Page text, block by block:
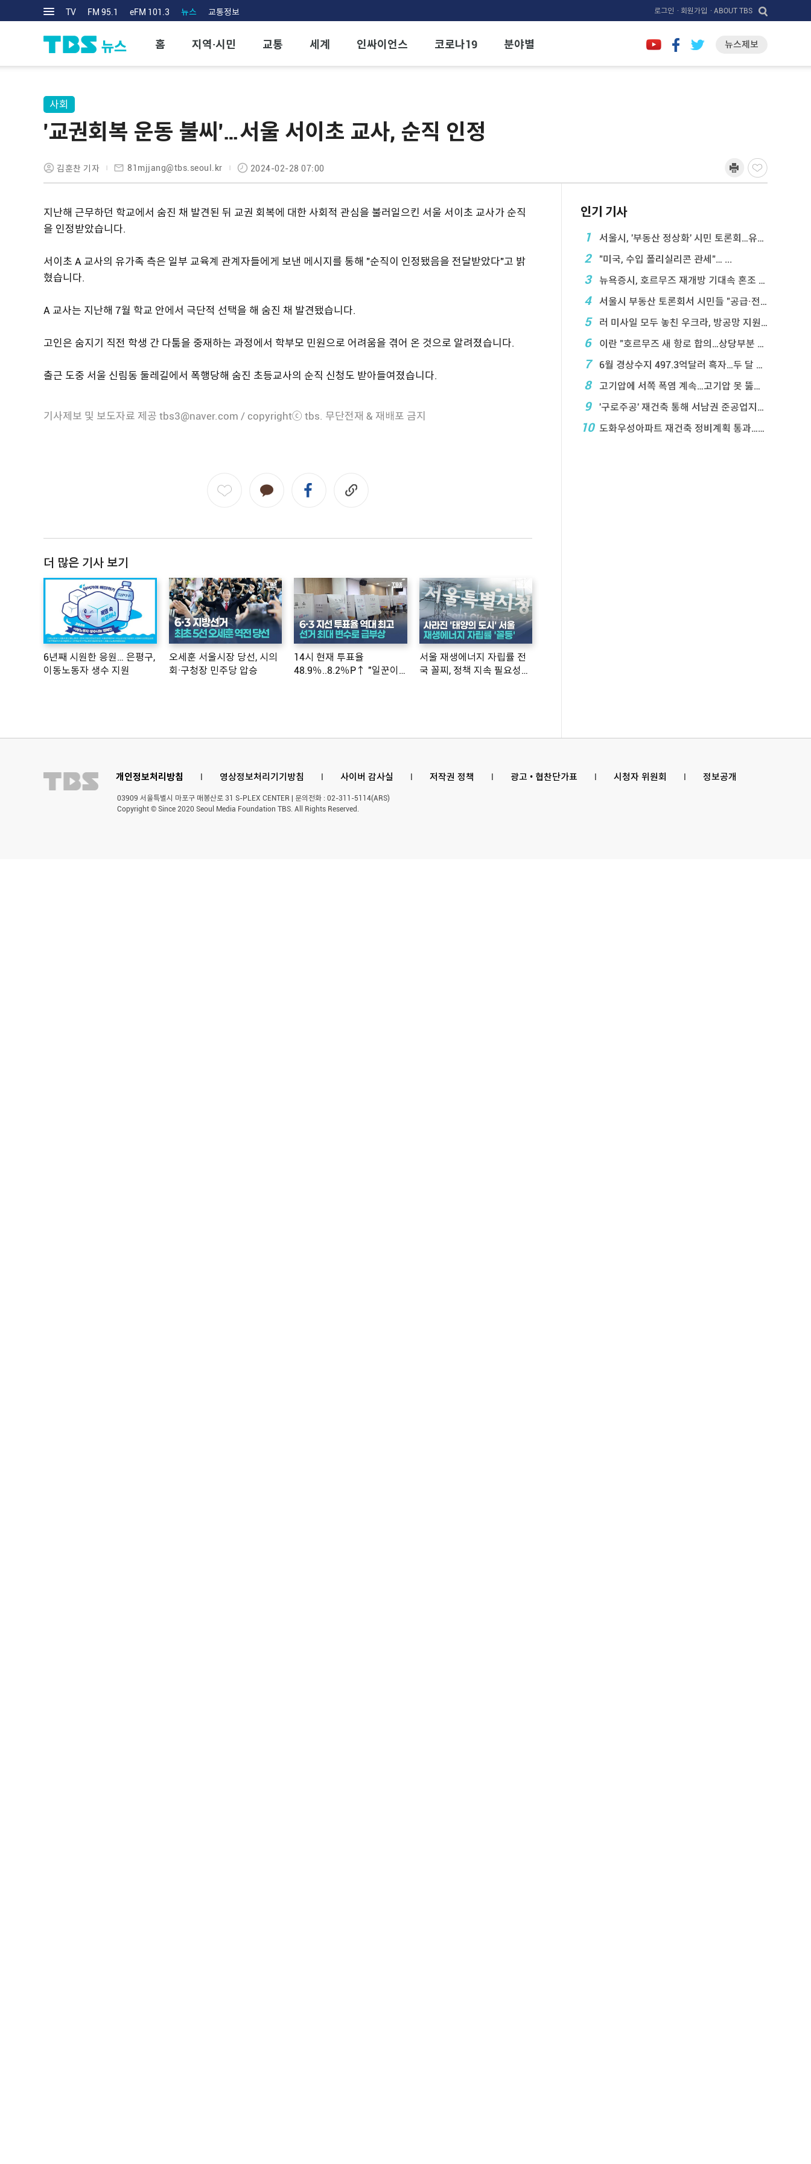
TV FM 95.1 eFM 101.3 뉴스 교통정보 로그인 · 회원가입 · ABOUT TBS
홈 지역·시민 교통 세계 인싸이언스 코로나19 분야별 뉴스제보
사회
'교권회복 운동 불씨'…서울 서이초 교사, 순직 인정
김훈찬 기자 81mjjang@tbs.seoul.kr 2024-02-28 07:00
지난해 근무하던 학교에서 숨진 채 발견된 뒤 교권 회복에 대한 사회적 관심을 불러일으킨 서울 서이초 교사가 순직
을 인정받았습니다.
서이초 A 교사의 유가족 측은 일부 교육계 관계자들에게 보낸 메시지를 통해 "순직이 인정됐음을 전달받았다"고 밝
혔습니다.
A 교사는 지난해 7월 학교 안에서 극단적 선택을 해 숨진 채 발견됐습니다.
고인은 숨지기 직전 학생 간 다툼을 중재하는 과정에서 학부모 민원으로 어려움을 겪어 온 것으로 알려졌습니다.
출근 도중 서울 신림동 둘레길에서 폭행당해 숨진 초등교사의 순직 신청도 받아들여졌습니다.
기사제보 및 보도자료 제공 tbs3@naver.com / copyrightⓒ tbs. 무단전재 & 재배포 금지
더 많은 기사 보기
6년째 시원한 응원… 은평구,
이동노동자 생수 지원
오세훈 서울시장 당선, 시의
회·구청장 민주당 압승
14시 현재 투표율
48.9％..8.2％P↑ "일꾼이
서울 재생에너지 자립률 전
국 꼴찌, 정책 지속 필요성
인기 기사
1
서울시, '부동산 정상화' 시민 토론회…유튜브 생중계
2 "미국, 수입 폴리실리콘 관세"… ...
3 뉴욕증시, 호르무즈 재개방 기대속 혼조 마감…나스닥 ...
4 서울시 부동산 토론회서 시민들 "공급·전월 ...
5 러 미사일 모두 놓친 우크라, 방공망 지원 호소
6 이란 "호르무즈 새 항로 합의…상당부분 이 ...
7 6월 경상수지 497.3억달러 흑자…두 달 연속 역 ...
8 고기압에 서쪽 폭염 계속…고기압 못 뚫은 태풍은 상 ...
9 '구로주공' 재건축 통해 서남권 준공업지에 3,28 ...
10 도화우성아파트 재건축 정비계획 통과…1,612세대 ...
개인정보처리방침 l 영상정보처리기기방침 l 사이버 감사실 l 저작권 정책 l 광고 • 협찬단가표 l 시청자 위원회 l 정보공개
03909 서울특별시 마포구 매봉산로 31 S-PLEX CENTER | 문의전화 : 02-311-5114(ARS)
Copyright © Since 2020 Seoul Media Foundation TBS. All Rights Reserved.